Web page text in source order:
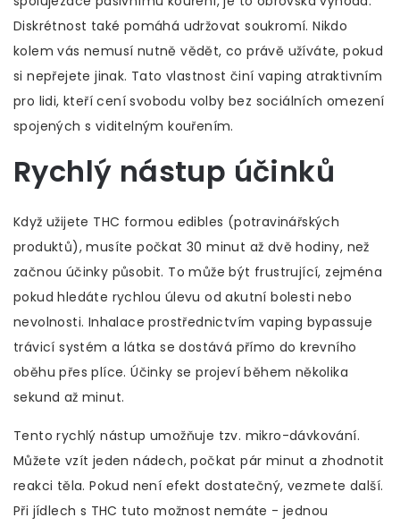
Diskrétnost také pomáhá udržovat soukromí. Nikdo
kolem vás nemusí nutně vědět, co právě užíváte, pokud
si nepřejete jinak. Tato vlastnost činí vaping atraktivním
pro lidi, kteří cení svobodu volby bez sociálních omezení
spojených s viditelným kouřením.
Rychlý nástup účinků
Když užijete THC formou edibles (potravinářských
produktů), musíte počkat 30 minut až dvě hodiny, než
začnou účinky působit. To může být frustrující, zejména
pokud hledáte rychlou úlevu od akutní bolesti nebo
nevolnosti. Inhalace prostřednictvím vaping bypassuje
trávicí systém a látka se dostává přímo do krevního
oběhu přes plíce. Účinky se projeví během několika
sekund až minut.
Tento rychlý nástup umožňuje tzv. mikro-dávkování.
Můžete vzít jeden nádech, počkat pár minut a zhodnotit
reakci těla. Pokud není efekt dostatečný, vezmete další.
Při jídlech s THC tuto možnost nemáte - jednou